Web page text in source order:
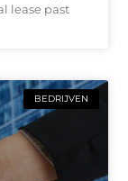
lease past
BEDRIJVEN